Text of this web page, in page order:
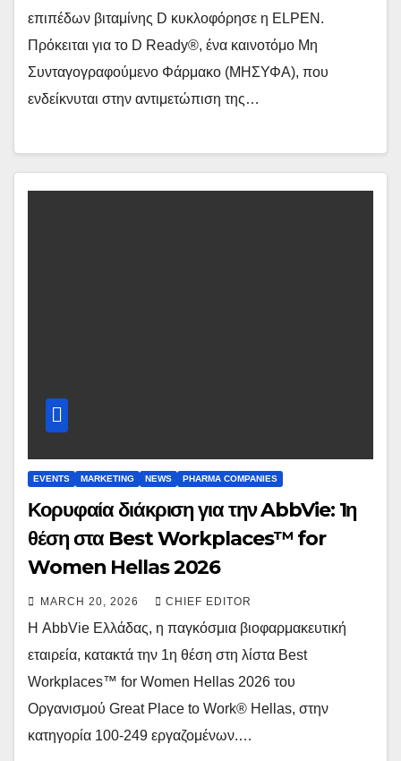
επιπέδων βιταμίνης D κυκλοφόρησε η ELPEN.
Πρόκειται για το D Ready®, ένα καινοτόμο Μη
Συνταγογραφούμενο Φάρμακο (ΜΗΣΥΦΑ), που
ενδείκνυται στην αντιμετώπιση της…
EVENTS MARKETING NEWS PHARMA COMPANIES
Κορυφαία διάκριση για την AbbVie: 1η
θέση στα Best Workplaces™ for
Women Hellas 2026
MARCH 20, 2026 CHIEF EDITOR
Η AbbVie Ελλάδας, η παγκόσμια βιοφαρμακευτική
εταιρεία, κατακτά την 1η θέση στη λίστα Best
Workplaces™ for Women Hellas 2026 του
Οργανισμού Great Place to Work® Hellas, στην
κατηγορία 100-249 εργαζομένων.…